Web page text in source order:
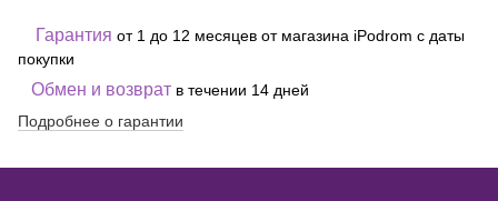
Гарантия от 1 до 12 месяцев от магазина iPodrom с даты
покупки
Обмен и возврат в течении 14 дней
Подробнее о гарантии